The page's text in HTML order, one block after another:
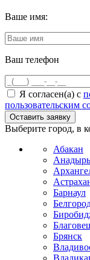
Ваше имя:
Ваш телефон
Я согласен(а) с
пользовательским
Выберите город, в
Абакан
Анадырь
Барнаул
Брянск